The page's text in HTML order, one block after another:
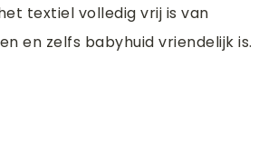
textiel volledig vrij is van
en zelfs babyhuid vriendelijk is.